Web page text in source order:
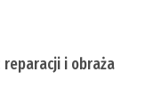
i obraża